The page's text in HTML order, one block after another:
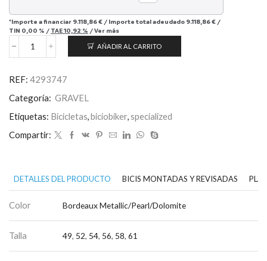
*Importe a financiar 9.118,86 € / Importe total adeudado 9.118,86 € /
TIN 0,00 % / TAE10,92 % /Ver más
Diverge
SRAM
Force
XPLR
cantidad
AÑADIR AL CARRITO
REF: 4293747
Categoría: GRAVEL
Etiquetas: Bicicletas biciobiker specialized
Compartir:
DETALLES DEL PRODUCTO BICIS MONTADAS Y REVISADAS
Color Bordeaux Metallic/Pearl/Dolomite
Talla 49, 52, 54, 56, 58, 61